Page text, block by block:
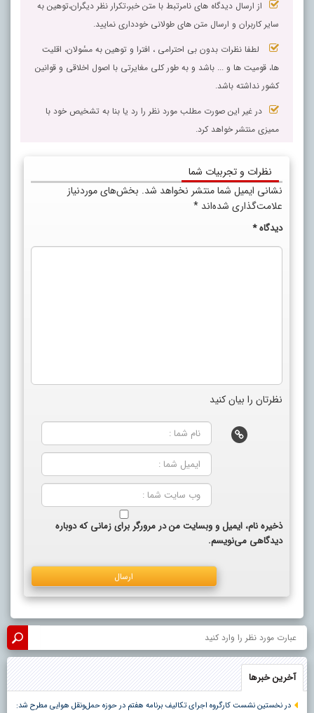
از ارسال دیدگاه های نامرتبط با متن خبر،تکرار نظر دیگران،توهین به
سایر کاربران و ارسال متن های طولانی خودداری نمایید.
لطفا نظرات بدون بی احترامی ، افترا و توهین به مسٔولان، اقلیت
ها، قومیت ها و ... باشد و به طور کلی مغایرتی با اصول اخلاقی و قوانین
کشور نداشته باشد.
در غیر این صورت مطلب مورد نظر را رد یا بنا به تشخیص خود با
ممیزی منتشر خواهد کرد.
نظرات و تجربیات شما
نشانی ایمیل شما منتشر نخواهد شد. بخش‌های موردنیاز
علامت‌گذاری شده‌اند *
دیدگاه*
نظرتان را بیان کنید
ذخیره نام، ایمیل و وبسایت من در مرورگر برای زمانی که دوباره
دیدگاهی می‌نویسم.
آخرین خبرها
در نخستین نشست کارگروه اجرای تکالیف برنامه هفتم در حوزه حمل‌ونقل هوایی مطرح شد: